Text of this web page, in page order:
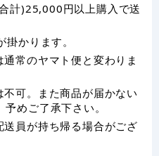
計)25,000円以上購入で送
かります。
常のヤマト便と変わりま
可。また商品が届かない
めご了承下さい。
員が持ち帰る場合がござ